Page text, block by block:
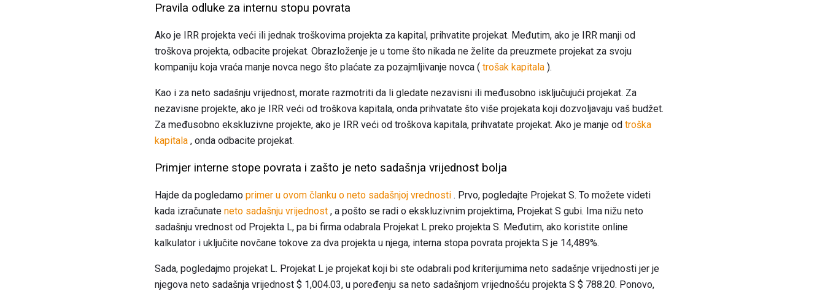
Pravila odluke za internu stopu povrata
Ako je IRR projekta veći ili jednak troškovima projekta za kapital, prihvatite projekat. Međutim, ako je IRR manji od
troškova projekta, odbacite projekat. Obrazloženje je u tome što nikada ne želite da preuzmete projekat za svoju
kompaniju koja vraća manje novca nego što plaćate za pozajmljivanje novca ( trošak kapitala ).
Kao i za neto sadašnju vrijednost, morate razmotriti da li gledate nezavisni ili međusobno isključujući projekat. Za
nezavisne projekte, ako je IRR veći od troškova kapitala, onda prihvatate što više projekata koji dozvoljavaju vaš budžet.
Za međusobno ekskluzivne projekte, ako je IRR veći od troškova kapitala, prihvatate projekat. Ako je manje od troška
kapitala , onda odbacite projekat.
Primjer interne stope povrata i zašto je neto sadašnja vrijednost bolja
Hajde da pogledamo primer u ovom članku o neto sadašnjoj vrednosti . Prvo, pogledajte Projekat S. To možete videti
kada izračunate neto sadašnju vrijednost , a pošto se radi o ekskluzivnim projektima, Projekat S gubi. Ima nižu neto
sadašnju vrednost od Projekta L, pa bi firma odabrala Projekat L preko projekta S. Međutim, ako koristite online
kalkulator i uključite novčane tokove za dva projekta u njega, interna stopa povrata projekta S je 14,489%.
Sada, pogledajmo projekat L. Projekat L je projekat koji bi ste odabrali pod kriterijumima neto sadašnje vrijednosti jer je
njegova neto sadašnja vrijednost $ 1,004.03, u poređenju sa neto sadašnjom vrijednošću projekta S $ 788.20. Ponovo,